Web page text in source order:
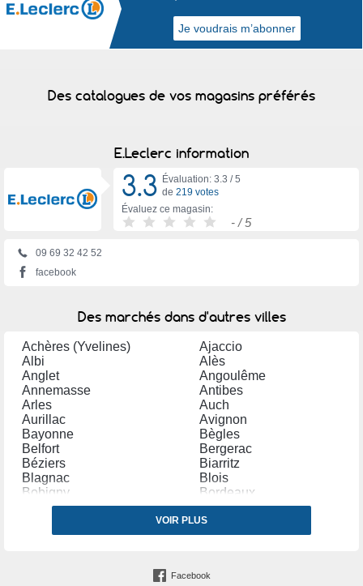
Des catalogues de vos magasins préférés
E.Leclerc information
3.3 Évaluation: 3.3 /5
de 219 votes
Évaluez ce magasin:
- / 5
09 69 32 42 52
facebook
Des marchés dans d'autres villes
Achères (Yvelines)
Ajaccio
Albi
Alès
Anglet
Angoulême
Annemasse
Antibes
Arles
Auch
Aurillac
Avignon
Bayonne
Bègles
Belfort
Bergerac
Béziers
Biarritz
Blagnac
Blois
Bobigny
Bordeaux
Bourg en Bresse
Bourges
Bourgoin Jallieu
Bressuire
Brive la Gaillarde
Castres (Tarn)
VOIR PLUS
Facebook